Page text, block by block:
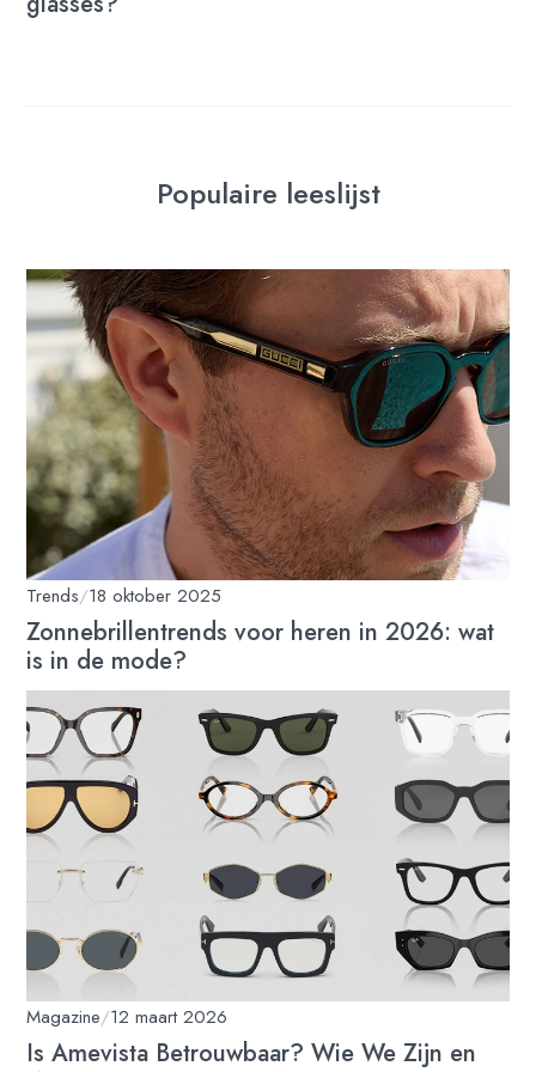
Populaire leeslijst
Trends/18 oktober 2025
Zonnebrillentrends voor heren in 2026: wat
is in de mode?
Magazine/12 maart 2026
Is Amevista Betrouwbaar? Wie We Zijn en